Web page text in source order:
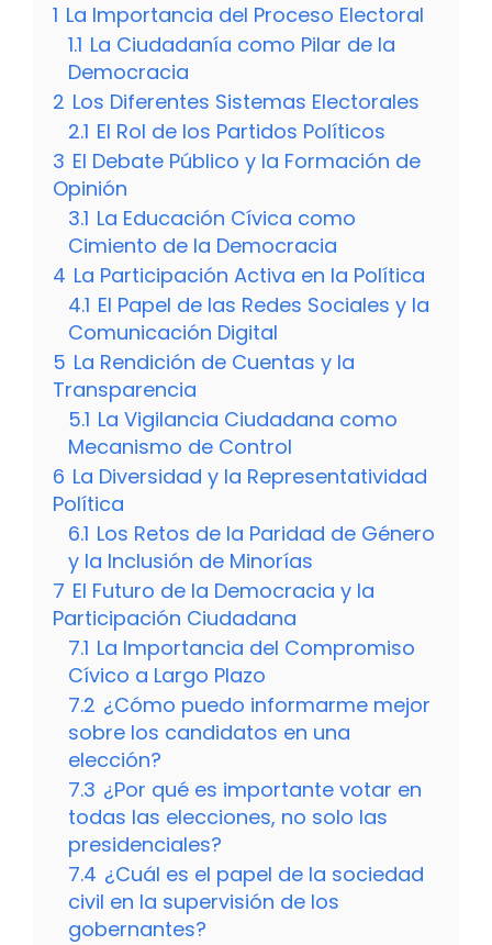
1 La Importancia del Proceso Electoral
1.1 La Ciudadanía como Pilar de la
Democracia
2 Los Diferentes Sistemas Electorales
2.1 El Rol de los Partidos Políticos
3 El Debate Público y la Formación de
Opinión
3.1 La Educación Cívica como
Cimiento de la Democracia
4 La Participación Activa en la Política
4.1 El Papel de las Redes Sociales y la
Comunicación Digital
5 La Rendición de Cuentas y la
Transparencia
5.1 La Vigilancia Ciudadana como
Mecanismo de Control
6 La Diversidad y la Representatividad
Política
6.1 Los Retos de la Paridad de Género
y la Inclusión de Minorías
7 El Futuro de la Democracia y la
Participación Ciudadana
7.1 La Importancia del Compromiso
Cívico a Largo Plazo
7.2 ¿Cómo puedo informarme mejor
sobre los candidatos en una
elección?
7.3 ¿Por qué es importante votar en
todas las elecciones, no solo las
presidenciales?
7.4 ¿Cuál es el papel de la sociedad
civil en la supervisión de los
gobernantes?